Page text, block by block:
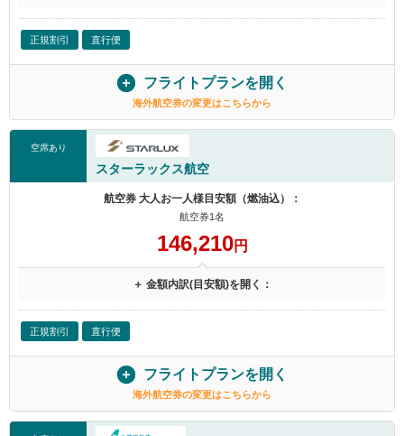
正規割引 直行便
フライトプランを開く
海外航空券の変更はこちらから
空席あり
スターラックス航空
航空券 大人お一人様目安額（燃油込）：
航空券1名
146,210円
＋ 金額内訳(目安額)を開く：
正規割引 直行便
フライトプランを開く
海外航空券の変更はこちらから